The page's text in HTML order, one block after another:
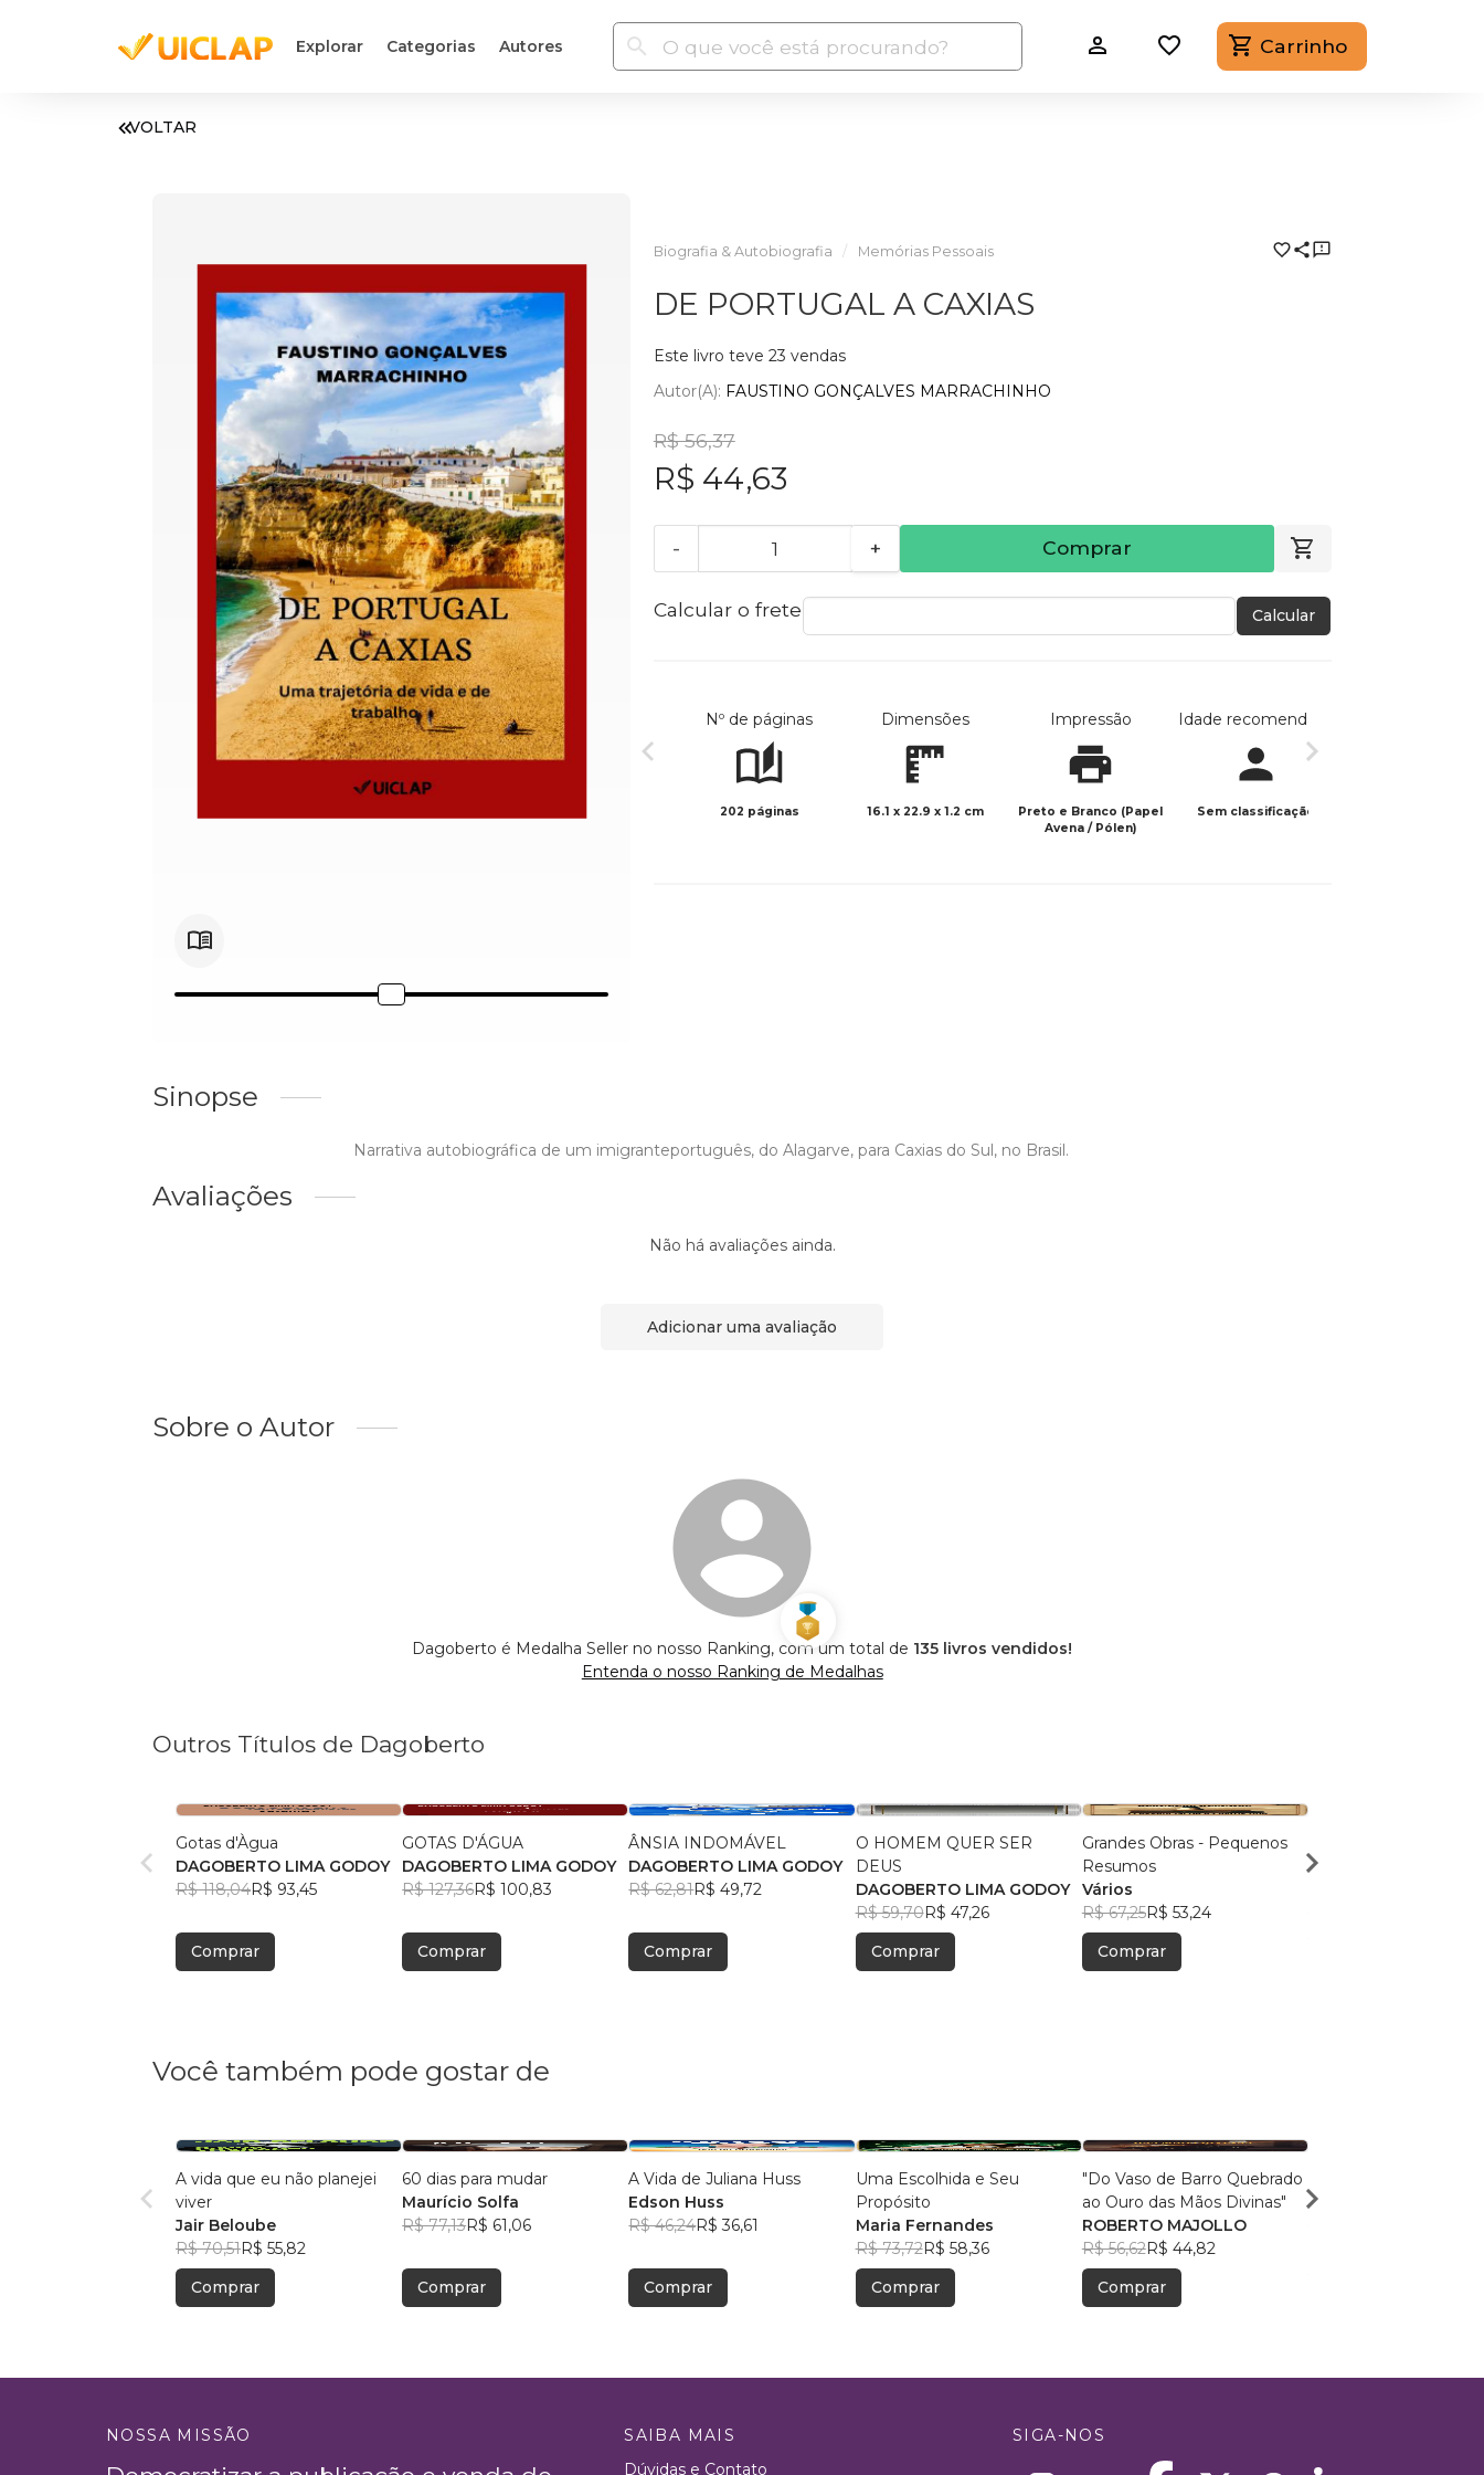
Explorar Categorias Autores Carrinho
VOLTAR
Biografia & Autobiografia Memórias Pessoais
DE PORTUGAL A CAXIAS
Este livro teve 23 vendas
Autor(a): FAUSTINO GONÇALVES MARRACHINHO
R$ 56,37
R$ 44,63
- + Comprar
Calcular o frete Calcular
Nº de páginas
202 páginas
Dimensões
16.1 x 22.9 x 1.2 cm
Impressão
Preto e Branco (Papel
Avena / Pólen)
Idade recomendada
Sem classificação
Sinopse
Narrativa autobiográfica de um imigranteportuguês, do Alagarve, para Caxias do Sul, no Brasil.
Avaliações
Não há avaliações ainda.
Adicionar uma avaliação
Sobre o Autor
Dagoberto é Medalha Seller no nosso Ranking, com um total de 135 livros vendidos!
Entenda o nosso Ranking de Medalhas
Outros Títulos de Dagoberto
Gotas d'Àgua
DAGOBERTO LIMA GODOY
R$ 118,04R$ 93,45
Comprar
GOTAS D'ÁGUA
DAGOBERTO LIMA GODOY
R$ 127,36R$ 100,83
Comprar
ÂNSIA INDOMÁVEL
DAGOBERTO LIMA GODOY
R$ 62,81R$ 49,72
Comprar
O HOMEM QUER SER
DEUS
DAGOBERTO LIMA GODOY
R$ 59,70R$ 47,26
Comprar
Grandes Obras - Pequenos
Resumos
Vários
R$ 67,25R$ 53,24
Comprar
TEMPOS
Você também pode gostar de
A vida que eu não planejei
viver
Jair Beloube
R$ 70,51R$ 55,82
Comprar
60 dias para mudar
Maurício Solfa
R$ 77,13R$ 61,06
Comprar
A Vida de Juliana Huss
Edson Huss
R$ 46,24R$ 36,61
Comprar
Uma Escolhida e Seu
Propósito
Maria Fernandes
R$ 73,72R$ 58,36
Comprar
"Do Vaso de Barro Quebrado
ao Ouro das Mãos Divinas"
ROBERTO MAJOLLO
R$ 56,62R$ 44,82
Comprar
Milton Schivani
NOSSA MISSÃO
SAIBA MAIS
Dúvidas e Contato
SIGA-NOS